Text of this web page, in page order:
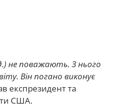
не поважають. З нього
Він погано виконує
експрезидент та
США.